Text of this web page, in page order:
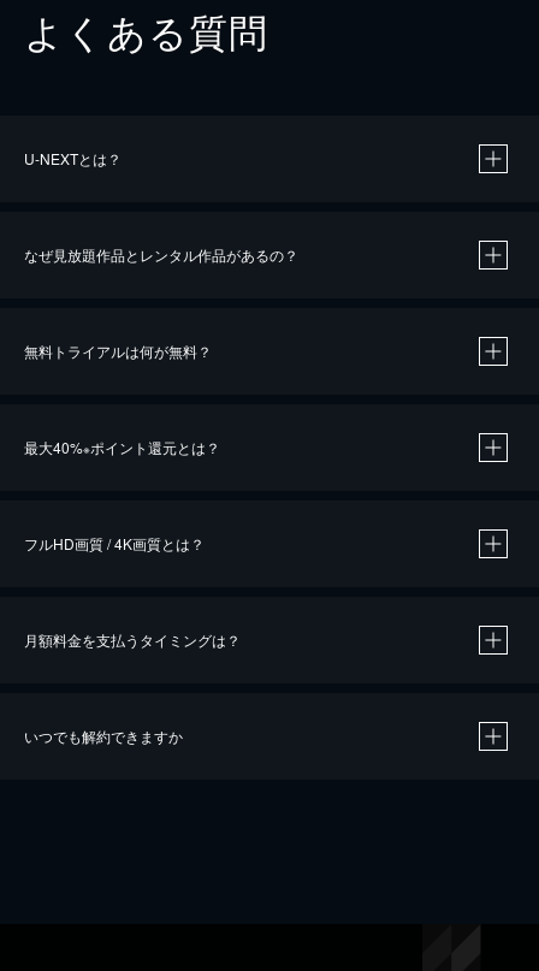
よくある質問
U-NEXTとは？
なぜ見放題作品とレンタル作品があるの？
無料トライアルは何が無料？
最大40%※ポイント還元とは？
※40％ポイント還元の対象は、クレジットカード決済による作品の購入 / レンタルです。
iOSアプリのUコイン決済による作品の購入 / レンタルは、20％のポイント還元です。
フルHD画質 / 4K画質とは？
月額料金を支払うタイミングは？
いつでも解約できますか